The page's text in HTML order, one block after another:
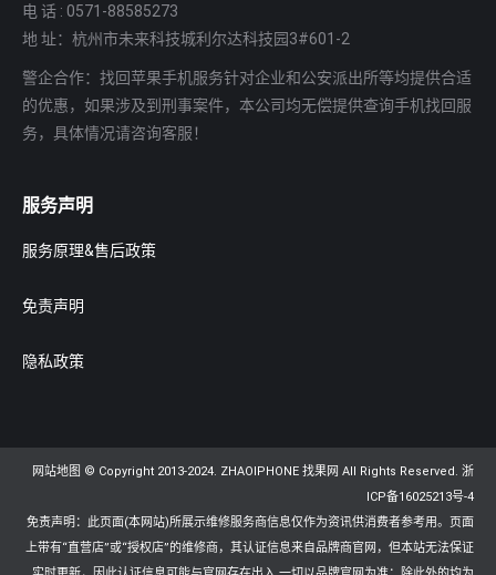
电 话 : 0571-88585273
地 址：杭州市未来科技城利尔达科技园3#601-2
警企合作：找回苹果手机服务针对企业和公安派出所等均提供合适
的优惠，如果涉及到刑事案件，本公司均无偿提供查询手机找回服
务，具体情况请咨询客服！
服务声明
服务原理&售后政策
免责声明
隐私政策
网站地图 © Copyright 2013-2024. ZHAOIPHONE 找果网 All Rights Reserved. 浙
ICP备16025213号-4
免责声明：此页面(本网站)所展示维修服务商信息仅作为资讯供消费者参考用。页面
上带有“直营店”或“授权店”的维修商，其认证信息来自品牌商官网，但本站无法保证